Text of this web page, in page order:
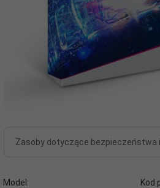
Zasoby dotyczące bezpieczeństwa
Model:
Kod